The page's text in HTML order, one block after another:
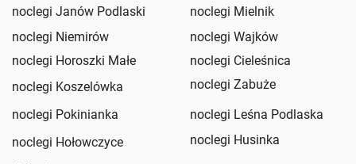
noclegi Janów Podlaski
noclegi Mielnik
noclegi Niemirów
noclegi Wajków
noclegi Horoszki Małe
noclegi Cieleśnica
noclegi Koszelówka
noclegi Zabuże
noclegi Pokinianka
noclegi Leśna Podlaska
noclegi Hołowczyce
noclegi Husinka